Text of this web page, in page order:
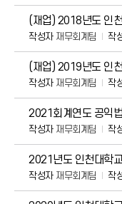
(재업) 2018년도 인
작성자재무회계팀 작
(재업) 2019년도 인
작성자재무회계팀 작
2021회계연도 공익
작성자재무회계팀 작
2021년도 인천대학
작성자재무회계팀 작